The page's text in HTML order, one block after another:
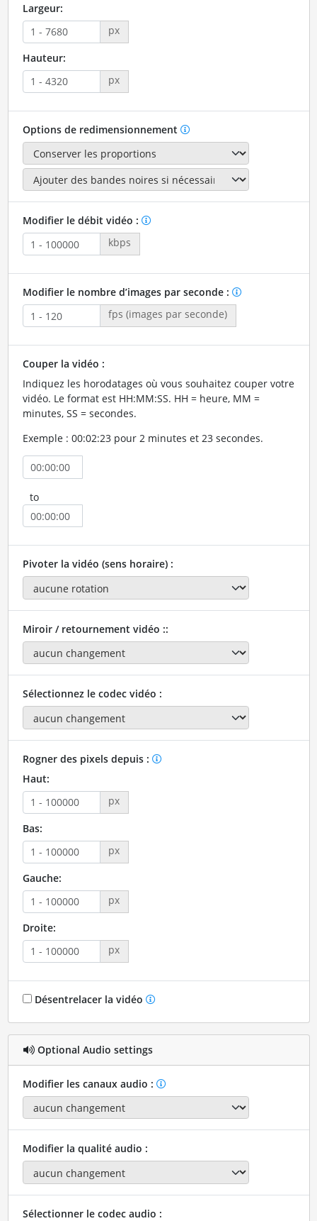
Largeur:
px
Hauteur:
px
Options de redimensionnement
Modifier le débit vidéo :
kbps
Modifier le nombre d’images par seconde :
fps (images par seconde)
Couper la vidéo :
Indiquez les horodatages où vous souhaitez couper votre
vidéo. Le format est HH:MM:SS. HH = heure, MM =
minutes, SS = secondes.
Exemple : 00:02:23 pour 2 minutes et 23 secondes.
to
Pivoter la vidéo (sens horaire) :
Miroir / retournement vidéo ::
Sélectionnez le codec vidéo :
Rogner des pixels depuis :
Haut:
px
Bas:
px
Gauche:
px
Droite:
px
Désentrelacer la vidéo
Optional Audio settings
Modifier les canaux audio :
Modifier la qualité audio :
Sélectionner le codec audio :